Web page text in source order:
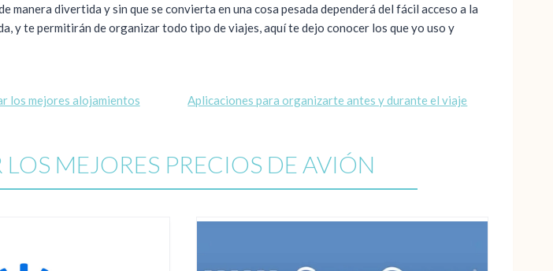
manera divertida y sin que se convierta en una cosa pesada dependerá del fácil acceso a la
y te permitirán de organizar todo tipo de viajes, aquí te dejo conocer los que yo uso y
los mejores alojamientos Aplicaciones para organizarte antes y durante el viaje
MEJORES PRECIOS DE AVIÓN